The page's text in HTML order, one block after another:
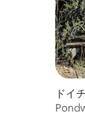
ドイ
家